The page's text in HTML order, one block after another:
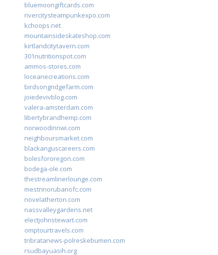
bluemoongiftcards.com
rivercitysteampunkexpo.com
kchoops.net
mountainsideskateshop.com
kirtlandcitytavern.com
301nutritionspot.com
ammos-stores.com
loceanecreations.com
birdsongridgefarm.com
joiedevivblog.com
valera-amsterdam.com
libertybrandhemp.com
norwoodinnwi.com
neighboursmarket.com
blackanguscareers.com
bolesfororegon.com
bodega-ole.com
thestreamlinerlounge.com
mestrinorubanofc.com
novelatherton.com
nassvalleygardens.net
electjohnstewart.com
omptourtravels.com
tribratanews-polreskebumen.com
rsudbayuasih.org